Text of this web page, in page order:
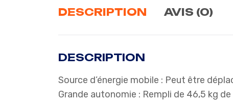
DESCRIPTION AVIS (0)
DESCRIPTION
Source d’énergie mobile : Peut être
Grande autonomie : Rempli de 46,5 kg